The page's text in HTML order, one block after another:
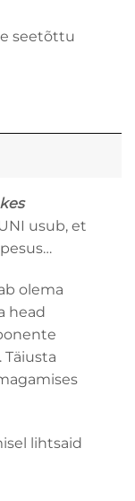
seetõttu
usub, et
olema
head
Täiusta
lihtsaid